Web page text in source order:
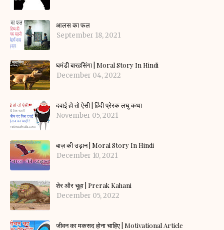
आलस का फल
September 18, 2021
घमंडी बारहसिंगा | Moral Story In Hindi
December 04, 2022
दवाई हो तो ऐसी | हिंदी प्रेरक लघु कथा
November 05, 2021
बाज़ की उड़ान | Moral Story In Hindi
December 10, 2021
शेर और चूहा | Prerak Kahani
December 05, 2022
जीवन का मकसद होना चाहिए | Motivational Article